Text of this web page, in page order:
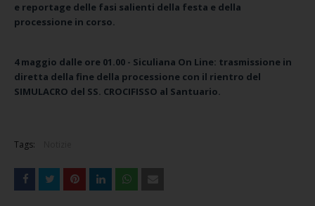
e reportage delle fasi salienti della festa e della
processione in corso.
4 maggio dalle ore 01.00 - Siculiana On Line: trasmissione in
diretta della fine della processione con il rientro del
SIMULACRO del SS. CROCIFISSO al Santuario.
Tags: